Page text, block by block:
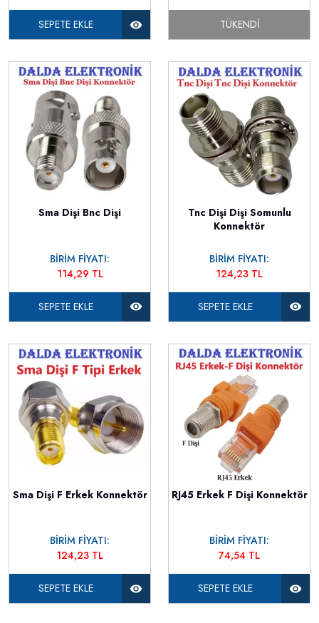
SEPETE EKLE TÜKENDI
Sma Dişi Bnc Dişi
BİRİM FİYATI:
114,29 TL
SEPETE EKLE
Tnc Dişi Dişi Somunlu
Konnektör
BİRİM FİYATI:
124,23 TL
SEPETE EKLE
Sma Dişi F Erkek Konnektör
BİRİM FİYATI:
124,23 TL
SEPETE EKLE
RJ45 Erkek F Dişi Konnektör
BİRİM FİYATI:
74,54 TL
SEPETE EKLE